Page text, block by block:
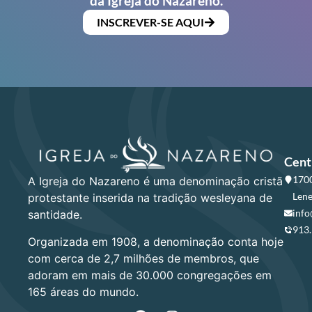
INSCREVER-SE AQUI
A Igreja do Nazareno é uma denominação cristã
protestante inserida na tradição wesleyana de
santidade.
Organizada em 1908, a denominação conta hoje
com cerca de 2,7 milhões de membros, que
adoram em mais de 30.000 congregações em
165 áreas do mundo.